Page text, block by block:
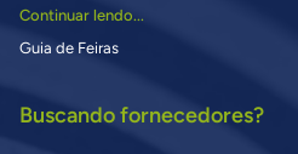
Continuar lendo...
Guia de Feiras
Buscando fornecedores?